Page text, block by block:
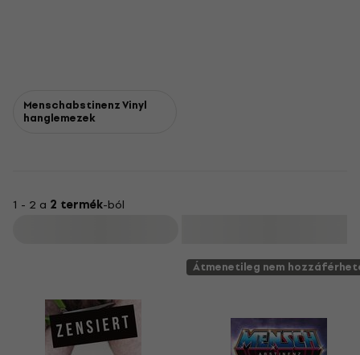
Menschabstinenz Vinyl
hanglemezek
1 - 2 a 2 termék-ból
Átmenetileg nem